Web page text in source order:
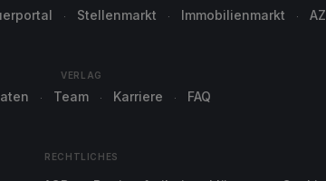
Stellenmarkt Immobilienmarkt
VERLAG
Team Karriere FAQ
RECHTLICHES